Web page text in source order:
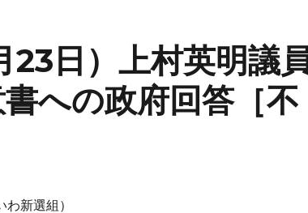
23日）上村英明議
への政府回答［不
わ新選組）